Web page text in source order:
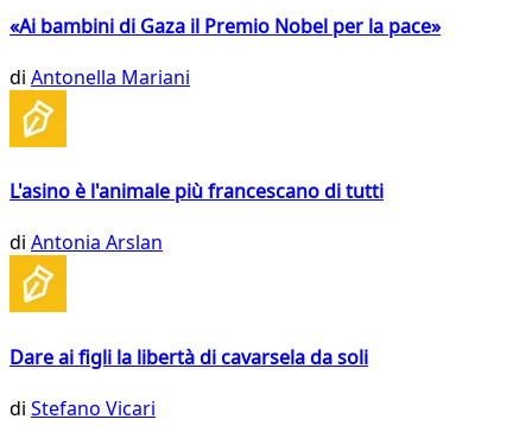
«Ai bambini di Gaza il Premio Nobel per la pace»
di Antonella Mariani
L'asino è l'animale più francescano di tutti
di Antonia Arslan
Dare ai figli la libertà di cavarsela da soli
di Stefano Vicari